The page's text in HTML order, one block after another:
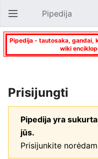
Atverti pagrindinį meniu Pipedija
Pipedija - tautosaka, gandai,
wiki
Prisijungti
Pipedija yra
jūs.
Prisijunkite